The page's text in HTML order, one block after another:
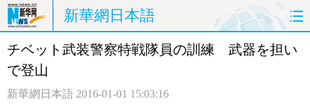
新華網日本語
ホームページ 政治 経済
チベット武装警察特戦隊員の訓練 武器を担い
で登山
新華網日本語 2016-01-01 15:03:16